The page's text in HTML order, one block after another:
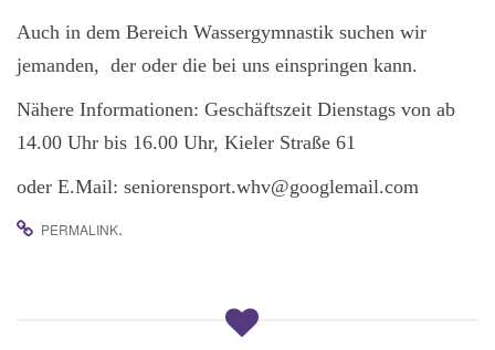
Auch in dem Bereich Wassergymnastik suchen wir
jemanden, der oder die bei uns einspringen kann.
Nähere Informationen: Geschäftszeit Dienstags von ab
14.00 Uhr bis 16.00 Uhr, Kieler Straße 61
oder E.Mail: seniorensport.whv@googlemail.com
PERMALINK.